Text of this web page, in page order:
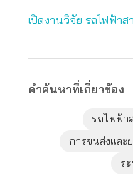
เปิดงานวิจัย รถไฟฟ้า
คำค้นหาที่เกี่ยวข้อง
รถไฟฟ้า
การขนส่งและ
ร